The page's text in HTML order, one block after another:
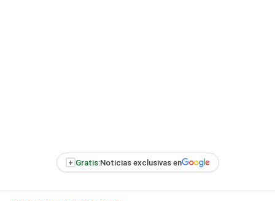
+ Gratis:Noticias exclusivas en